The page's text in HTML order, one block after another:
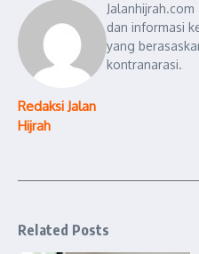
Redaksi Jalan
Hijrah
dan informasi
yang
kontranarasi.
Related Posts